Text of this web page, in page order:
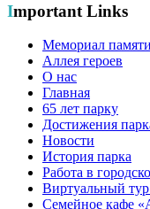
Important Links
Мемориал
Аллея героев
О нас
Главная
65 лет парку
Достижения
Новости
История парка
Работа в
Виртуальный
Семейное кафе